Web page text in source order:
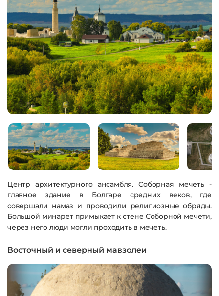
Центр архитектурного ансамбля. Соборная мечеть -
главное здание в Болгаре средних веков, где
совершали намаз и проводили религиозные обряды.
Большой минарет примыкает к стене Соборной мечети,
через него люди могли проходить в мечеть.
Восточный и северный мавзолеи